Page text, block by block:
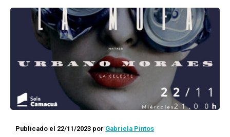
Publicado el 22/11/2023 por Gabriela Pintos